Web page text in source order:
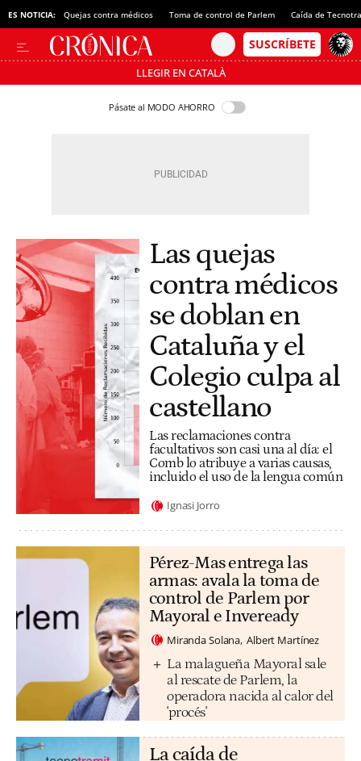
ES NOTICIA: Quejas contra médicos Toma de control de Parlem Caída de
LLEGIR EN CATALÀ
Pásate al MODO AHORRO
Las quejas
contra médicos
se doblan en
Cataluña y el
Colegio culpa al
castellano
Las reclamaciones contra
facultativos son casi una al día: el
Comb lo atribuye a varias causas,
incluido el uso de la lengua común
Ignasi Jorro
Pérez-Mas entrega las
armas: avala la toma de
control de Parlem por
Mayoral e Inveready
Miranda Solana Albert Martínez
La malagueña Mayoral sale
al rescate de Parlem, la
operadora nacida al calor del
'procés'
La caída de